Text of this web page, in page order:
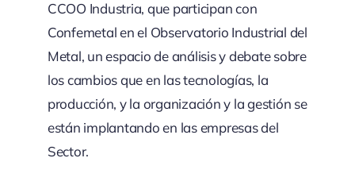
CCOO Industria, que participan con
Confemetal en el Observatorio Industrial del
Metal, un espacio de análisis y debate sobre
los cambios que en las tecnologías, la
producción, y la organización y la gestión se
están implantando en las empresas del
Sector.